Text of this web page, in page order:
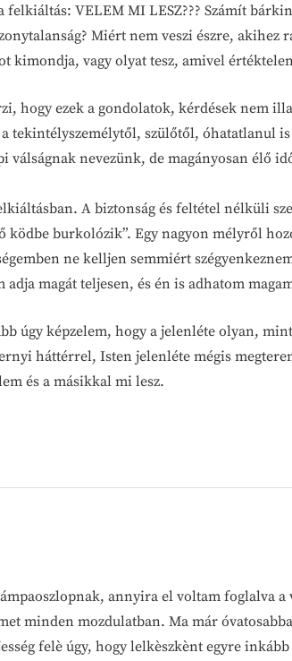
VELEM MI LESZ??? Számít
Miért nem veszi észre, akihez
kimondja, vagy olyat tesz, amivel
hogy ezek a gondolatok, kérdések nem
szülőtől, óhatatlanul
nevezünk, de magányosan élő
A biztonság és feltétel nélküli
ködbe burkolózik”. Egy nagyon mélyről
ne kelljen semmiért
magát teljesen, és én is adhatom
úgy képzelem, hogy a jelenléte olyan,
háttérrel, Isten jelenléte mégis
és a másikkal mi lesz.
annyira el voltam foglalva a
minden mozdulatban. Ma már
felè úgy, hogy lelkèszkènt egyre